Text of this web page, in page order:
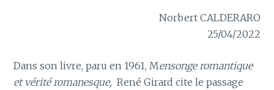
Norbert CALDERARO
25/04/2022
Dans son livre, paru en 1961, Mensonge romantique
et vérité romanesque,René Girard cite le passage